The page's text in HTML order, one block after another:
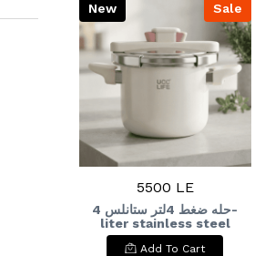
Sale
New
5500 LE
حله ضغط 4لتر ستانلس 4-
liter stainless steel
pressure cooker
Add To Cart